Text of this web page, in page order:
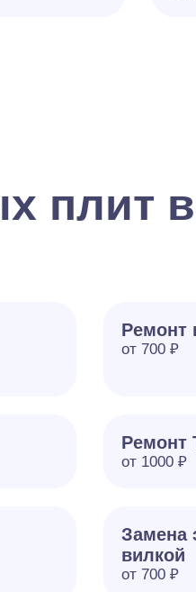
плит
Ремонт
от 700 ₽
Ремонт
от 1000 ₽
Замена
вилкой
от 700 ₽